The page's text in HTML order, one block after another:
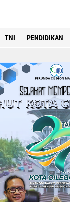
TNI PENDIDIKAN